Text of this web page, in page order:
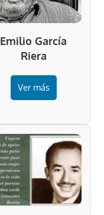
Emilio García
Riera
Ver más